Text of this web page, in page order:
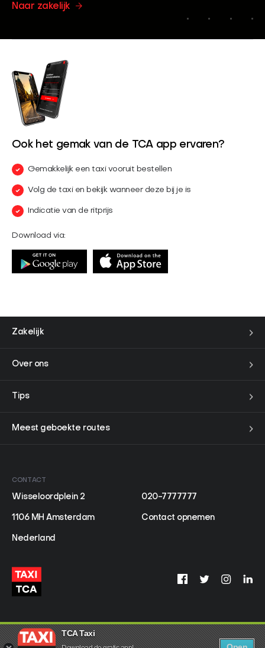
Naar zakelijk
Ook het gemak van de TCA app ervaren?
Gemakkelijk een taxi vooruit bestellen
Volg de taxi en bekijk wanneer deze bij je is
Indicatie van de ritprijs
Download via:
Zakelijk
Over ons
Tips
Meest geboekte routes
CONTACT
Wisseloordplein 2
1106 MH Amsterdam
Nederland
020-7777777
Contact opnemen
TCA Taxi